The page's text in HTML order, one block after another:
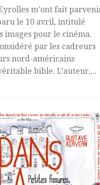
m’ont fait
le 10 avril, intitulé
images pour le cinéma.
par les cadreurs
nord-américains
bible. L’auteur,...